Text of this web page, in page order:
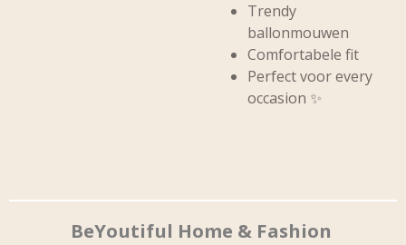
Trendy
ballonmouwen
Comfortabele fit
Perfect voor every
occasion ✨
BeYoutiful Home & Fashion